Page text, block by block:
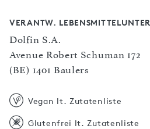
VERANTW.
Dolfin S.A.
Avenue Robert Schuman 172
(BE) 1401 Baulers
Vegan lt. Zutatenliste
Glutenfrei lt. Zutatenliste